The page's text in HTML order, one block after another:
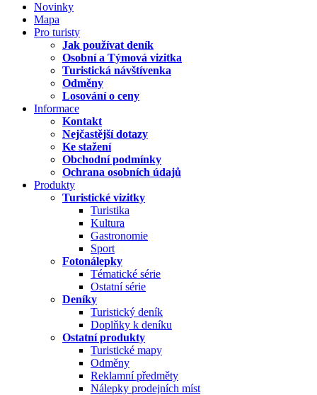
Novinky
Mapa
Pro turisty
Jak používat deník
Osobní a Týmová vizitka
Turistická návštívenka
Odměny
Losování o ceny
Informace
Kontakt
Nejčastější dotazy
Ke stažení
Obchodní podmínky
Ochrana osobních údajů
Produkty
Turistické vizitky
Turistika
Kultura
Gastronomie
Sport
Fotonálepky
Tématické série
Ostatní série
Deníky
Turistický deník
Doplňky k deníku
Ostatní produkty
Turistické mapy
Odměny
Reklamní předměty
Nálepky prodejních míst